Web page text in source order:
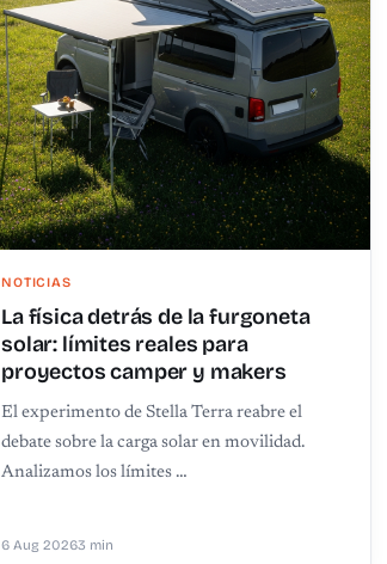
NOTICIAS
La física detrás de la furgoneta
solar: límites reales para
proyectos camper y makers
El experimento de Stella Terra reabre el
debate sobre la carga solar en movilidad.
Analizamos los límites …
6 Aug 20263 min